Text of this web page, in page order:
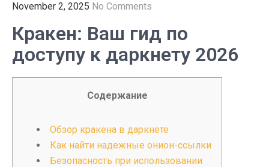
November 2, 2025 No Comments
Кракен: Ваш гид по
доступу к даркнету 2026
Содержание
Обзор кракена в даркнете
Как найти надежные онион-ссылки
Безопасность при использовании